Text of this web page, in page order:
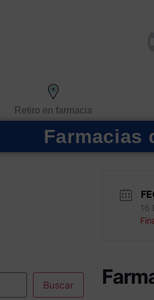
Retiro en farmacia
Farmacias
Buscar
16